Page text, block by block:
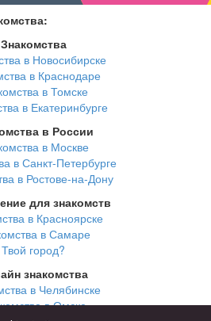
Знакомства
в Новосибирске
в Краснодаре
в Томске
в Екатеринбурге
в России
в Москве
в Санкт-Петербурге
в Ростове-на-Дону
для знакомств
в Красноярске
в Самаре
Твой город?
знакомства
в Челябинске
в Омске